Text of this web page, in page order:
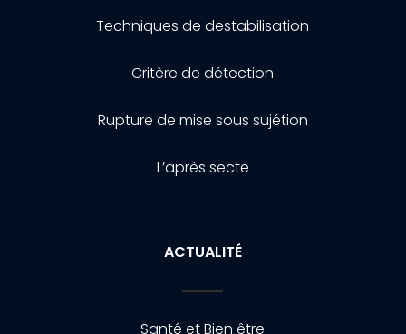
Techniques de destabilisation
Critère de détection
Rupture de mise sous sujétion
L’après secte
ACTUALITÉ
Santé et Bien être